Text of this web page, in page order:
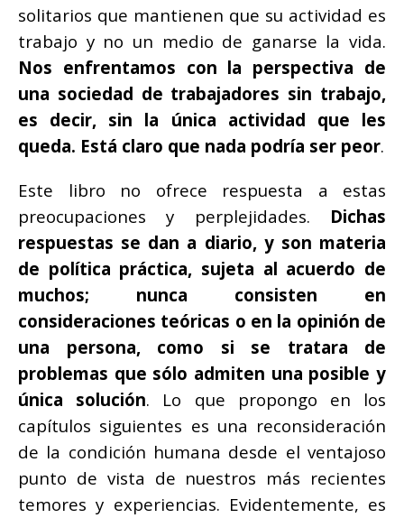
solitarios que mantienen que su actividad es
trabajo y no un medio de ganarse la vida.
Nos enfrentamos con la perspectiva de
una sociedad de trabajadores sin trabajo,
es decir, sin la única actividad que les
queda. Está claro que nada podría ser peor.
Este libro no ofrece respuesta a estas
preocupaciones y perplejidades. Dichas
respuestas se dan a diario, y son materia
de política práctica, sujeta al acuerdo de
muchos; nunca consisten en
consideraciones teóricas o en la opinión de
una persona, como si se tratara de
problemas que sólo admiten una posible y
única solución. Lo que propongo en los
capítulos siguientes es una reconsideración
de la condición humana desde el ventajoso
punto de vista de nuestros más recientes
temores y experiencias. Evidentemente, es